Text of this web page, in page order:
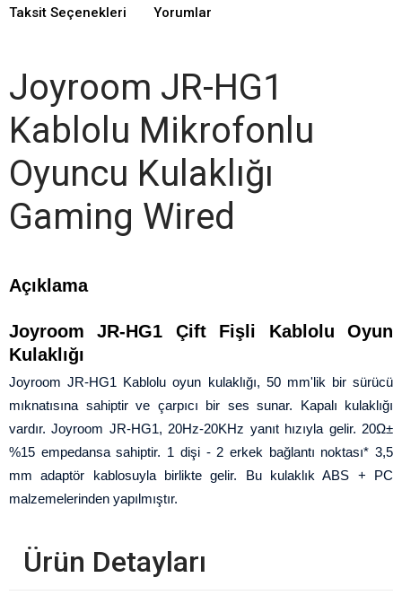
Taksit Seçenekleri Yorumlar
Joyroom JR-HG1
Kablolu Mikrofonlu
Oyuncu Kulaklığı
Gaming Wired
Açıklama
Joyroom JR-HG1 Çift Fişli Kablolu Oyun
Kulaklığı
Joyroom JR-HG1 Kablolu oyun kulaklığı, 50 mm'lik bir sürücü
mıknatısına sahiptir ve çarpıcı bir ses sunar.
Kapalı kulaklığı
vardır. Joyroom JR-HG1, 20Hz-20KHz yanıt hızıyla gelir. 20Ω±
%15 empedansa sahiptir. 1 dişi - 2 erkek bağlantı noktası* 3,5
mm adaptör kablosuyla birlikte gelir.
Bu kulaklık ABS + PC
malzemelerinden yapılmıştır.
Ürün Detayları